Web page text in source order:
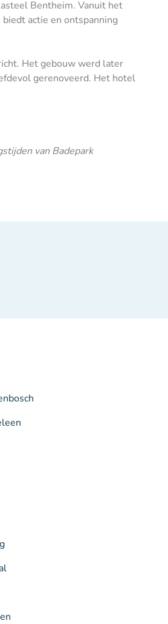
Bentheim. Vanuit het
actie en ontspanning
Het gebouw werd later
gerenoveerd. Het hotel
van Badepark